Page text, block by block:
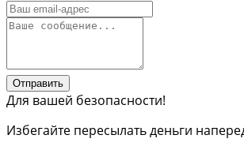
Отправить
Для вашей безопасности!
Избегайте пересылать деньги